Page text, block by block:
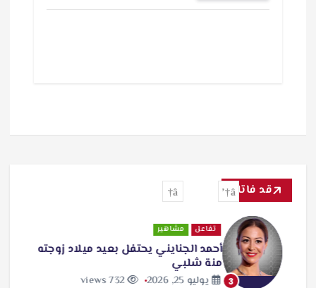
قد فاتك
3
تفاعل مشاهير
أحمد الجنايني يحتفل بعيد ميلاد زوجته
منة شلبي
يوليو 25, 2026 732 views